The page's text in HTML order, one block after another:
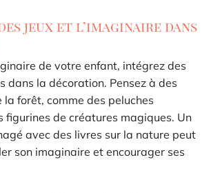
jeux et l’imaginaire dans
de votre enfant, intégrez des
dans la décoration. Pensez à des
la forêt, comme des peluches
figurines de créatures magiques. Un
avec des livres sur la nature peut
son imaginaire et encourager ses